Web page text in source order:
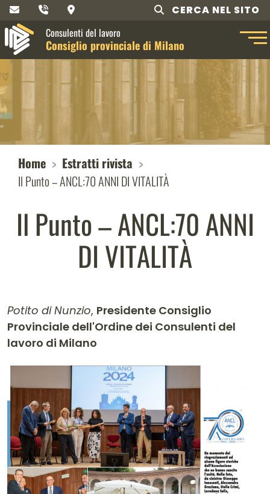
CERCA NEL SITO
Consulenti del lavoro
Consiglio provinciale di Milano
Home
Estratti rivista
Il Punto – ANCL:70 ANNI DI VITALITÀ
Il Punto – ANCL:70 ANNI
DI VITALITÀ
Potito di Nunzio, Presidente Consiglio
Provinciale dell'Ordine dei Consulenti del
lavoro di Milano
Contenuto dell'articolo